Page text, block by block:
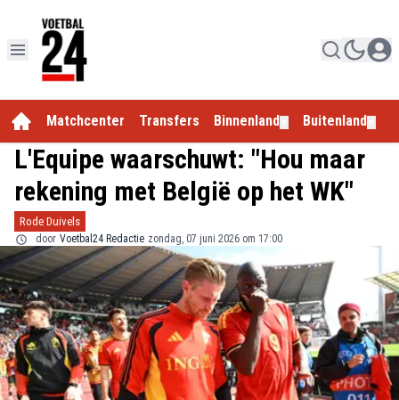
Matchcenter Transfers Binnenland Buitenland
L'Equipe waarschuwt: "Hou maar
rekening met België op het WK"
Rode Duivels
door Voetbal24 Redactie zondag, 07 juni 2026 om 17:00